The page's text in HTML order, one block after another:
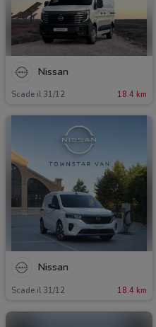
Nissan
Scade il 31/12 18.4 km
Nissan
Scade il 31/12 18.4 km